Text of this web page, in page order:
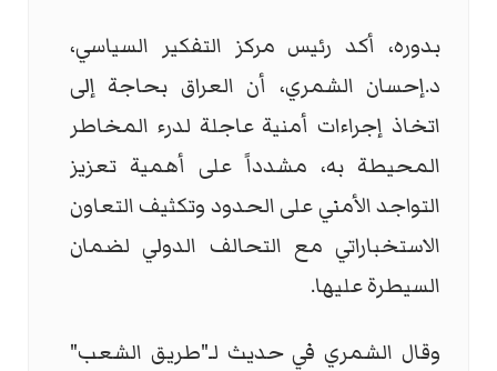
بدوره، أكد رئيس مركز التفكير السياسي،
د.إحسان الشمري، أن العراق بحاجة إلى
اتخاذ إجراءات أمنية عاجلة لدرء المخاطر
المحيطة به، مشدداً على أهمية تعزيز
التواجد الأمني على الحدود وتكثيف التعاون
الاستخباراتي مع التحالف الدولي لضمان
السيطرة عليها.
وقال الشمري في حديث لـ"طريق الشعب"